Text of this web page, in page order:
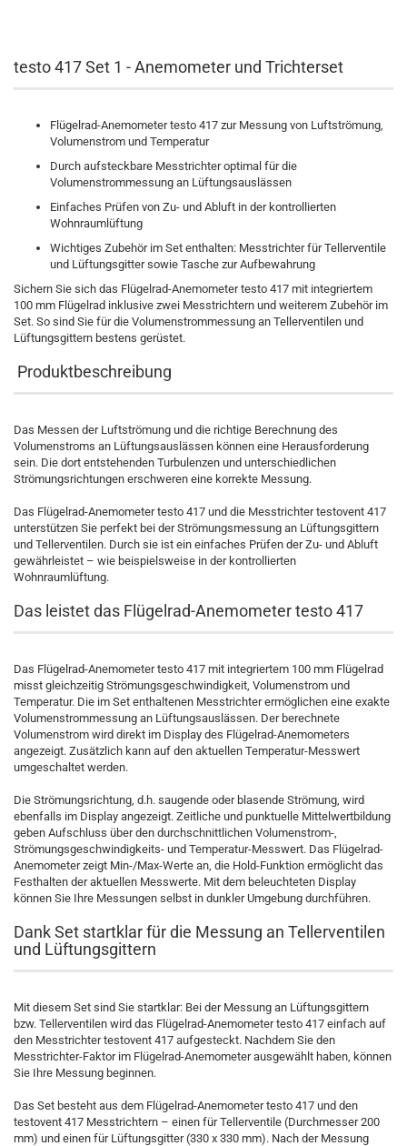
testo 417 Set 1 - Anemometer und Trichterset
Flügelrad-Anemometer testo 417 zur Messung von Luftströmung,
Volumenstrom und Temperatur
Durch aufsteckbare Messtrichter optimal für die
Volumenstrommessung an Lüftungsauslässen
Einfaches Prüfen von Zu- und Abluft in der kontrollierten
Wohnraumlüftung
Wichtiges Zubehör im Set enthalten: Messtrichter für Tellerventile
und Lüftungsgitter sowie Tasche zur Aufbewahrung
Sichern Sie sich das Flügelrad-Anemometer testo 417 mit integriertem
100 mm Flügelrad inklusive zwei Messtrichtern und weiterem Zubehör im
Set. So sind Sie für die Volumenstrommessung an Tellerventilen und
Lüftungsgittern bestens gerüstet.
Produktbeschreibung
Das Messen der Luftströmung und die richtige Berechnung des
Volumenstroms an Lüftungsauslässen können eine Herausforderung
sein. Die dort entstehenden Turbulenzen und unterschiedlichen
Strömungsrichtungen erschweren eine korrekte Messung.
Das Flügelrad-Anemometer testo 417 und die Messtrichter testovent 417
unterstützen Sie perfekt bei der Strömungsmessung an Lüftungsgittern
und Tellerventilen. Durch sie ist ein einfaches Prüfen der Zu- und Abluft
gewährleistet – wie beispielsweise in der kontrollierten
Wohnraumlüftung.
Das leistet das Flügelrad-Anemometer testo 417
Das Flügelrad-Anemometer testo 417 mit integriertem 100 mm Flügelrad
misst gleichzeitig Strömungsgeschwindigkeit, Volumenstrom und
Temperatur. Die im Set enthaltenen Messtrichter ermöglichen eine exakte
Volumenstrommessung an Lüftungsauslässen. Der berechnete
Volumenstrom wird direkt im Display des Flügelrad-Anemometers
angezeigt. Zusätzlich kann auf den aktuellen Temperatur-Messwert
umgeschaltet werden.
Die Strömungsrichtung, d.h. saugende oder blasende Strömung, wird
ebenfalls im Display angezeigt. Zeitliche und punktuelle Mittelwertbildung
geben Aufschluss über den durchschnittlichen Volumenstrom-,
Strömungsgeschwindigkeits- und Temperatur-Messwert. Das Flügelrad-
Anemometer zeigt Min-/Max-Werte an, die Hold-Funktion ermöglicht das
Festhalten der aktuellen Messwerte. Mit dem beleuchteten Display
können Sie Ihre Messungen selbst in dunkler Umgebung durchführen.
Dank Set startklar für die Messung an Tellerventilen
und Lüftungsgittern
Mit diesem Set sind Sie startklar: Bei der Messung an Lüftungsgittern
bzw. Tellerventilen wird das Flügelrad-Anemometer testo 417 einfach auf
den Messtrichter testovent 417 aufgesteckt. Nachdem Sie den
Messtrichter-Faktor im Flügelrad-Anemometer ausgewählt haben, können
Sie Ihre Messung beginnen.
Das Set besteht aus dem Flügelrad-Anemometer testo 417 und den
testovent 417 Messtrichtern – einen für Tellerventile (Durchmesser 200
mm) und einen für Lüftungsgitter (330 x 330 mm). Nach der Messung